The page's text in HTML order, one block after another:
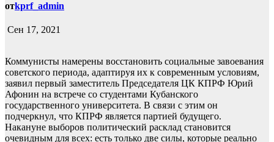
отkprf_admin
Сен 17, 2021
Коммунисты намерены восстановить социальные завоевания
советского периода, адаптируя их к современным условиям,
заявил первый заместитель Председателя ЦК КПРФ Юрий
Афонин на встрече со студентами Кубанского
государственного университета. В связи с этим он
подчеркнул, что КПРФ является партией будущего.
Накануне выборов политический расклад становится
очевидным для всех: есть только две силы, которые реально